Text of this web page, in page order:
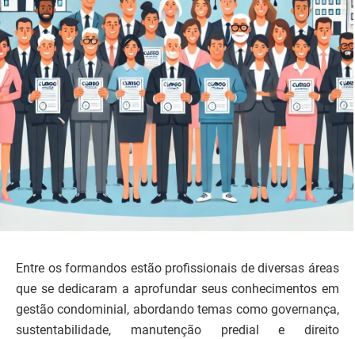
Entre os formandos estão profissionais de diversas áreas
que se dedicaram a aprofundar seus conhecimentos em
gestão condominial, abordando temas como governança,
sustentabilidade, manutenção predial e direito